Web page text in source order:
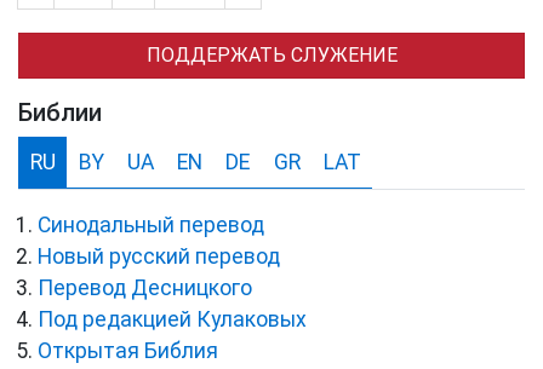
ПОДДЕРЖАТЬ СЛУЖЕНИЕ
Библии
RU BY UA EN DE GR LAT
Синодальный перевод
Новый русский перевод
Перевод Десницкого
Под редакцией Кулаковых
Открытая Библия